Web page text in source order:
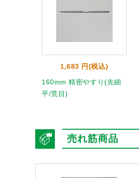
1,683 円(税込)
160mm 精密やすり(先細
平/荒目)
売れ筋商品